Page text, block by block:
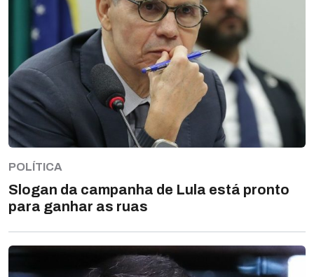
POLÍTICA
Slogan da campanha de Lula está pronto
para ganhar as ruas